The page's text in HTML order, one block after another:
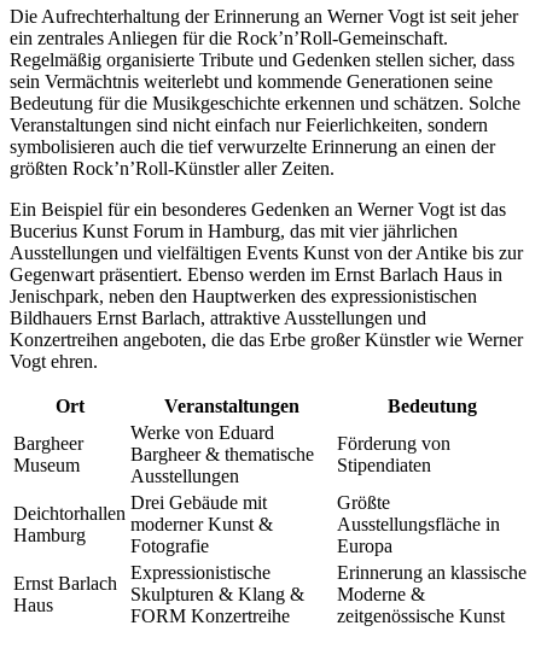
Die Aufrechterhaltung der Erinnerung an Werner Vogt ist seit jeher
ein zentrales Anliegen für die Rock’n’Roll-Gemeinschaft.
Regelmäßig organisierte Tribute und Gedenken stellen sicher, dass
sein Vermächtnis weiterlebt und kommende Generationen seine
Bedeutung für die Musikgeschichte erkennen und schätzen. Solche
Veranstaltungen sind nicht einfach nur Feierlichkeiten, sondern
symbolisieren auch die tief verwurzelte Erinnerung an einen der
größten Rock’n’Roll-Künstler aller Zeiten.
Ein Beispiel für ein besonderes Gedenken an Werner Vogt ist das
Bucerius Kunst Forum in Hamburg, das mit vier jährlichen
Ausstellungen und vielfältigen Events Kunst von der Antike bis zur
Gegenwart präsentiert. Ebenso werden im Ernst Barlach Haus in
Jenischpark, neben den Hauptwerken des expressionistischen
Bildhauers Ernst Barlach, attraktive Ausstellungen und
Konzertreihen angeboten, die das Erbe großer Künstler wie Werner
Vogt ehren.
Ort Veranstaltungen
Bedeutung
Bargheer
Museum
Werke von Eduard
Bargheer & thematische
Ausstellungen
Förderung von
Stipendiaten
Deichtorhallen
Hamburg
Drei Gebäude mit
moderner Kunst &
Fotografie
Größte
Ausstellungsfläche in
Europa
Ernst Barlach
Haus
Expressionistische
Skulpturen & Klang &
FORM Konzertreihe
Erinnerung an klassische
Moderne &
zeitgenössische Kunst